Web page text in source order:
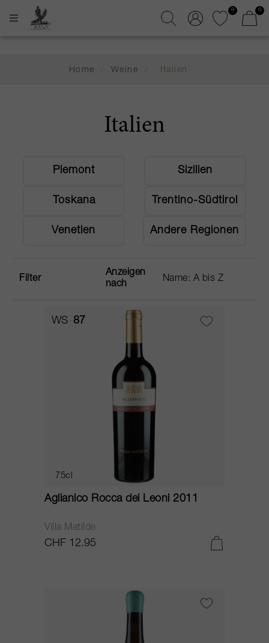
0 0
Home Weine Italien
Italien
Piemont Sizilien
Toskana Trentino-Südtirol
Venetien Andere Regionen
Filter
Anzeigen
nach
WS 87
75cl
Aglianico Rocca dei Leoni 2011
Villa Matilde
CHF 12.95